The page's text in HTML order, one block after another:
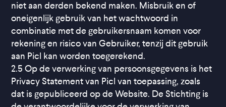
niet aan derden bekend maken. Misbruik en of
oneigenlijk gebruik van het wachtwoord in
combinatie met de gebruikersnaam komen voor
rekening en risico van Gebruiker, tenzij dit gebruik
aan Picl kan worden toegerekend.
2.5 Op de verwerking van persoonsgegevens is het
Privacy Statement van Picl van toepassing, zoals
dat is gepubliceerd op de Website. De Stichting is